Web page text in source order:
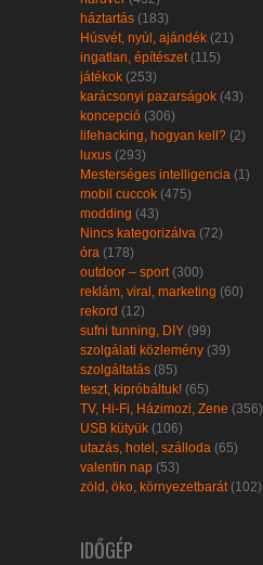
háztartás (183)
Húsvét, nyúl, ajándék (21)
ingatlan, építészet(115)
játékok (253)
karácsonyi pazarságok (43)
koncepció (306)
lifehacking, hogyan kell? (2)
luxus (293)
Mesterséges intelligencia (1)
mobil cuccok (475)
modding (43)
Nincs kategorizálva (72)
óra (178)
outdoor – sport(300)
reklám, viral, marketing (60)
rekord (12)
sufni tunning, DIY (99)
szolgálati közlemény (39)
szolgáltatás (85)
teszt, kipróbáltuk! (65)
TV, Hi-Fi, Házimozi, Zene (356)
USB kütyük (106)
utazás, hotel, szálloda (65)
valentin nap (53)
zöld, öko, környezetbarát(102)
IDŐGÉP